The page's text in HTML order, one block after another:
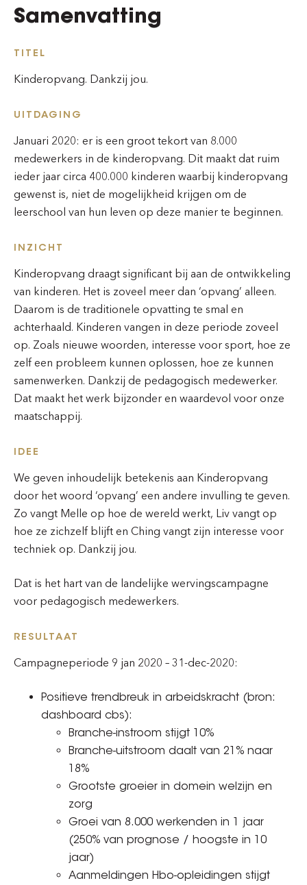
Samenvatting
TITEL
Kinderopvang. Dankzij jou.
UITDAGING
Januari 2020: er is een groot tekort van 8.000
medewerkers in de kinderopvang. Dit maakt dat ruim
ieder jaar circa 400.000 kinderen waarbij kinderopvang
gewenst is, niet de mogelijkheid krijgen om de
leerschool van hun leven op deze manier te beginnen.
INZICHT
Kinderopvang draagt significant bij aan de ontwikkeling
van kinderen. Het is zoveel meer dan ‘opvang’ alleen.
Daarom is de traditionele opvatting te smal en
achterhaald. Kinderen vangen in deze periode zoveel
op. Zoals nieuwe woorden, interesse voor sport, hoe ze
zelf een probleem kunnen oplossen, hoe ze kunnen
samenwerken. Dankzij de pedagogisch medewerker.
Dat maakt het werk bijzonder en waardevol voor onze
maatschappij.
IDEE
We geven inhoudelijk betekenis aan Kinderopvang
door het woord ‘opvang’ een andere invulling te geven.
Zo vangt Melle op hoe de wereld werkt, Liv vangt op
hoe ze zichzelf blijft en Ching vangt zijn interesse voor
techniek op. Dankzij jou.
Dat is het hart van de landelijke wervingscampagne
voor pedagogisch medewerkers.
RESULTAAT
Campagneperiode 9 jan 2020 – 31-dec-2020:
Positieve trendbreuk in arbeidskracht (bron:
dashboard cbs):
Branche-instroom stijgt 10%
Branche-uitstroom daalt van 21% naar
18%
Grootste groeier in domein welzijn en
zorg
Groei van 8.000 werkenden in 1 jaar
(250% van prognose / hoogste in 10
jaar)
Aanmeldingen Hbo-opleidingen stijgt